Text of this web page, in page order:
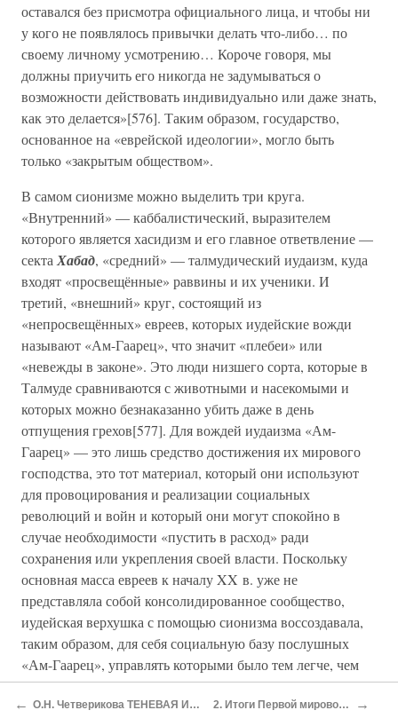
оставался без присмотра официального лица, и чтобы ни
у кого не появлялось привычки делать что-либо… по
своему личному усмотрению… Короче говоря, мы
должны приучить его никогда не задумываться о
возможности действовать индивидуально или даже знать,
как это делается»[576]. Таким образом, государство,
основанное на «еврейской идеологии», могло быть
только «закрытым обществом».
В самом сионизме можно выделить три круга.
«Внутренний» — каббалистический, выразителем
которого является хасидизм и его главное ответвление —
секта Хабад, «средний» — талмудический иудаизм, куда
входят «просвещённые» раввины и их ученики. И
третий, «внешний» круг, состоящий из
«непросвещённых» евреев, которых иудейские вожди
называют «Ам-Гаарец», что значит «плебеи» или
«невежды в законе». Это люди низшего сорта, которые в
Талмуде сравниваются с животными и насекомыми и
которых можно безнаказанно убить даже в день
отпущения грехов[577]. Для вождей иудаизма «Ам-
Гаарец» — это лишь средство достижения их мирового
господства, это тот материал, который они используют
для провоцирования и реализации социальных
революций и войн и который они могут спокойно в
случае необходимости «пустить в расход» ради
сохранения или укрепления своей власти. Поскольку
основная масса евреев к началу XX в. уже не
представляла собой консолидированное сообщество,
иудейская верхушка с помощью сионизма воссоздавала,
таким образом, для себя социальную базу послушных
«Ам-Гаарец», управлять которыми было тем легче, чем
меньше они разбирались в законах Талмуда.
← О.Н. Четверикова ТЕНЕВАЯ ИСТОРИЯ ЕВРОСОЮЗА: ПЛАНЫ, МЕХАНИЗМЫ, РЕЗУЛЬТАТЫ 2. Итоги Первой мировой: расчистка поля для англосаксонского проекта →